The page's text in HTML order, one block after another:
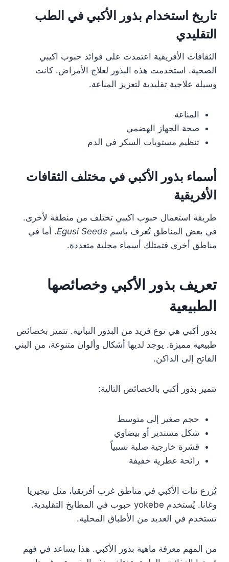
تاريخ استخدام بذور الأكبي في الطب
التقليدي
الثقافات الأفريقية اعتمدت على فوائد حبوب اكيبي
الصحية. استخدمت هذه البذور لعلاج الأمراض. كانت
وسيلة علاجية تقليدية لتعزيز المناعة.
المناعة
صحة الجهاز الهضمي
تنظيم مستويات السكر في الدم
أسماء بذور الأكبي في مختلف الثقافات
الأفريقية
طريقة استعمال حبوب اكيبي تختلف من منطقة لأخرى.
في بعض المناطق تُعرف باسم Egusi Seeds. أما في
مناطق أخرى فتمتلك أسماء محلية متعددة.
تعريف بذور الأكبي وخصائصها
الطبيعية
بذور أكبي هي نوع فريد من البذور النباتية. تتميز بخصائص
طبيعية مميزة. يوجد لديها أشكال وألوان متنوعة، من البني
الفاتح إلى الداكن.
تتميز بذور أكبي بالخصائص التالية:
حجم صغير إلى متوسط
شكل مستدير أو بيضاوي
قشرة خارجية صلبة نسبياً
رائحة عطرية خفيفة
يُزرع نبات الأكبي في مناطق غرب أفريقيا، مثل نيجيريا
وغانا. يُستخدم yokebe حبوب في المطابخ التقليدية.
تستخدم في العديد من الأطباق المحلية.
من المهم معرفة ماهية بذور الأكبي. هذا يساعد في فهم